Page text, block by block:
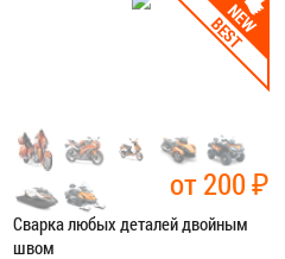
ЗАПИСАТЬСЯ В СЕРВИС
от 200₽
Сварка любых деталей двойным
швом